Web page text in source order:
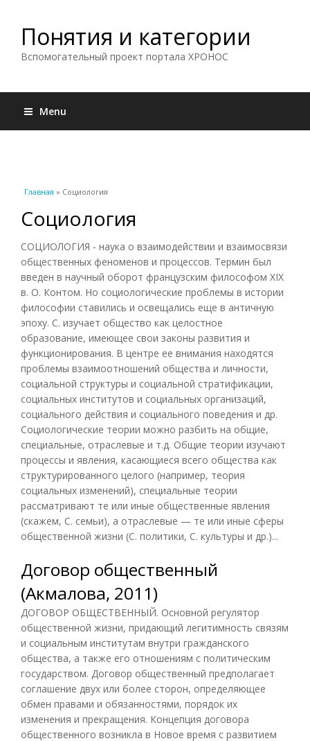
Понятия и категории
Вспомогательный проект портала ХРОНОС
Menu
Вы здесь
Главная » Социология
Социология
СОЦИОЛОГИЯ - наука о взаимодействии и взаимосвязи
общественных феноменов и процессов. Термин был
введен в научный оборот французским философом XIX
в. О. Контом. Но социологические проблемы в истории
философии ставились и освещались еще в античную
эпоху. С. изучает общество как целостное
образование, имеющее свои законы развития и
функционирования. В центре ее внимания находятся
проблемы взаимоотношений общества и личности,
социальной структуры и социальной стратификации,
социальных институтов и социальных организаций,
социального действия и социального поведения и др.
Социологические теории можно разбить на общие,
специальные, отраслевые и т.д. Общие теории изучают
процессы и явления, касающиеся всего общества как
структурированного целого (например, теория
социальных изменений), специальные теории
рассматривают те или иные общественные явления
(скажем, С. семьи), а отраслевые — те или иные сферы
общественной жизни (С. политики, С. культуры и др.)...
Договор общественный
(Акмалова, 2011)
ДОГОВОР ОБЩЕСТВЕННЫЙ. Основной регулятор
общественной жизни, придающий легитимность связям
и социальным институтам внутри гражданского
общества, а также его отношениям с политическим
государством. Договор общественный предполагает
соглашение двух или более сторон, определяющее
обмен правами и обязанностями, порядок их
изменения и прекращения. Концепция договора
общественного возникла в Новое время с развитием